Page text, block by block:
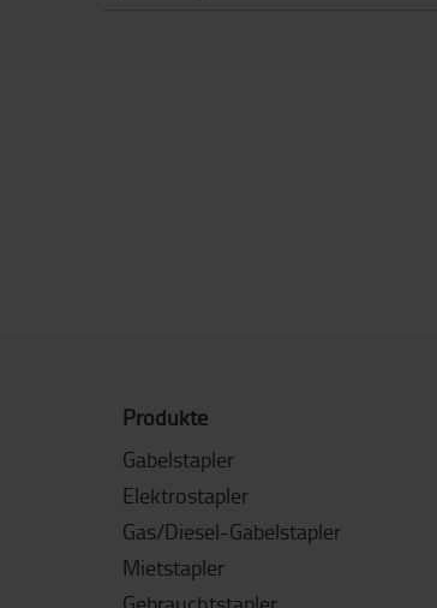
Produkte
Gabelstapler
Elektrostapler
Gas/Diesel-Gabelstapler
Mietstapler